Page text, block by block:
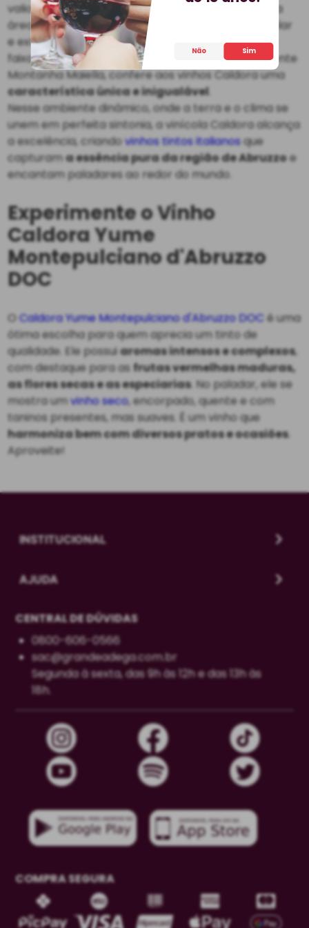
valioso da vinícola. A maior parte deles repousa na
área deOrtona , envolta por um microclima singular
e extraordinário. Esse cenário único, situado numa
faixa de 25 km entre a Costa Adriática e a imponente
Montanha Maiella, confere aos vinhos Caldora uma
característica única e inigualável
Nesse ambiente dinâmico, onde a terra e o clima se
unem em perfeita sintonia, a vinícola Caldora alcança
a excelência, criandovinhos tintos italianosque
capturama essência pura da região de Abruzzoe
encantam paladares ao redor do mundo.
Experimente o Vinho
Caldora Yume
Montepulciano d'Abruzzo
DOC
OCaldora Yume Montepulciano d'Abruzzo DOC é uma
ótima escolha para quem aprecia um tinto de
qualidade. Ele possuiaromas intensos e complexos,
com destaque para asfrutas vermelhas maduras,
as flores secas e as especiarias. No paladar, ele se
mostra umvinho seco, encorpado, quente e com
taninos presentes, mas suaves. É um vinho que
harmoniza bem com diversos pratos e ocasiões.
Aproveite!
INSTITUCIONAL
AJUDA
CENTRAL DE DÚVIDAS
0800-606-0566
sac@grandeadega.com.br
Segunda à sexta, das 9h às 12h e das 13h às
18h.
COMPRA SEGURA
Não Sim